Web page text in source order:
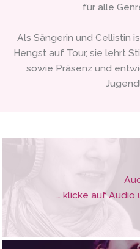
für alle
Als Sängerin und Cellistin
Hengst auf Tour, sie lehrt
sowie Präsenz und
… klicke auf Audio